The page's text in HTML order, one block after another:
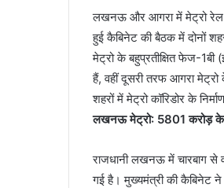
लखनऊ और आगरा में मेट्रो रेल
हुई कैबिनेट की बैठक में दोनों
मेट्रो के बहुप्रतीक्षित फेज-1बी
हैं, वहीं दूसरी तरफ आगरा मेट्रो
शहरों में मेट्रो कॉरिडोर के
लखनऊ मेट्रो: 5801 करोड़ के
राजधानी लखनऊ में चारबाग से
गई है। मुख्यमंत्री की कैबिनेट